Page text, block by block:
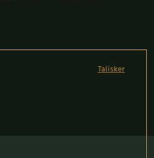
Talisker